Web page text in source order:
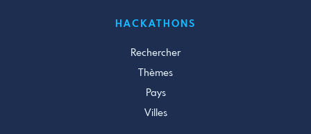
HACKATHONS
Rechercher
Thèmes
Pays
Villes